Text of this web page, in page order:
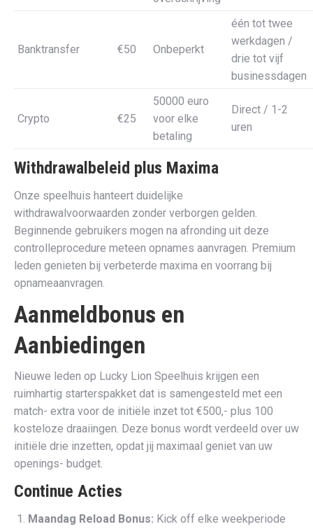
Banktransfer €50 Onbeperkt
één tot twee
werkdagen /
drie tot vijf
businessdagen
Crypto €25
50000 euro
voor elke
betaling
Direct / 1-2
uren
Withdrawalbeleid plus Maxima
Onze speelhuis hanteert duidelijke
withdrawalvoorwaarden zonder verborgen gelden.
Beginnende gebruikers mogen na afronding uit deze
controlleprocedure meteen opnames aanvragen. Premium
leden genieten bij verbeterde maxima en voorrang bij
opnameaanvragen.
Aanmeldbonus en
Aanbiedingen
Nieuwe leden op Lucky Lion Speelhuis krijgen een
ruimhartig starterspakket dat is samengesteld met een
match- extra voor de initiële inzet tot €500,- plus 100
kosteloze draaiingen. Deze bonus wordt verdeeld over uw
initiële drie inzetten, opdat jij maximaal geniet van uw
openings- budget.
Continue Acties
Maandag Reload Bonus: Kick off elke weekperiode